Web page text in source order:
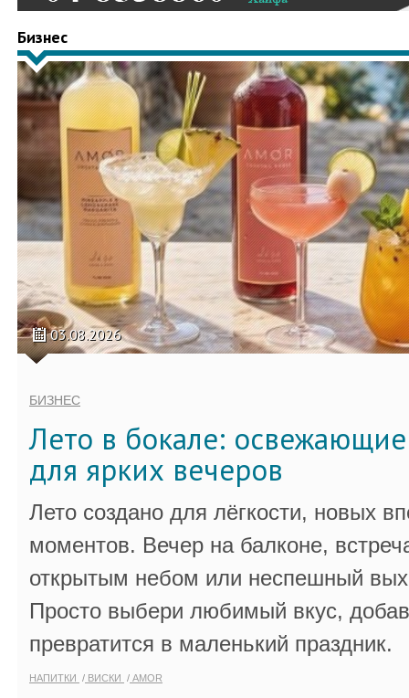
Бизнес
03.08.2026
БИЗНЕС
Лето в бокале:
для ярких вечеров
Лето создано для лёгкости, новых
моментов. Вечер на балконе,
открытым небом или неспешный
Просто выбери любимый вкус,
превратится в маленький праздник.
НАПИТКИ ВИСКИ AMOR